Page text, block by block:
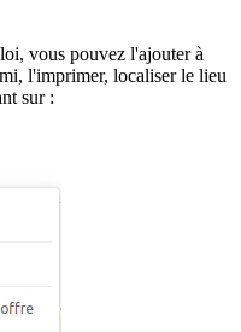
vous pouvez l'ajouter à
l'imprimer, localiser le lieu
sur :